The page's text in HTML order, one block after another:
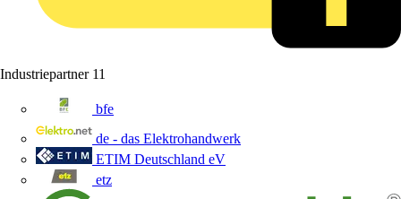
Industriepartner 11
bfe
de - das Elektrohandwerk
ETIM Deutschland eV
etz